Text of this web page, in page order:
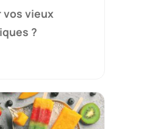
vos vieux
?